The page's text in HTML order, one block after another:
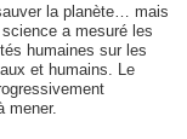
la planète… mais
a mesuré les
humaines sur les
et humains. Le
mener.